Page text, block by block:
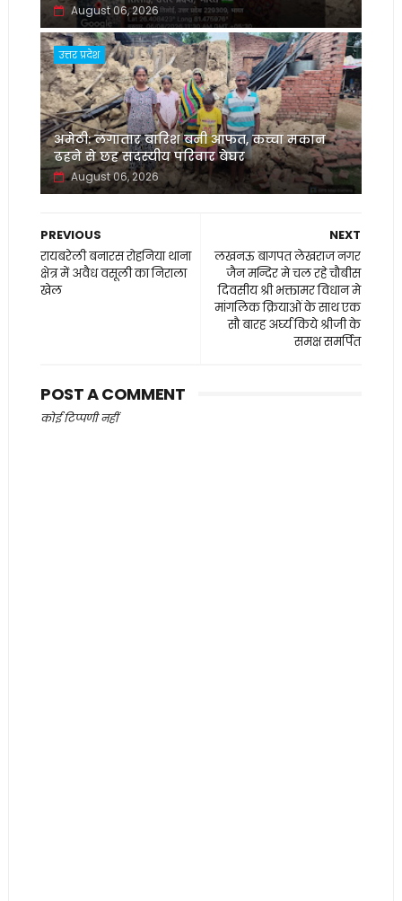
August 06, 2026
उत्तर प्रदेश
अमेठी: लगातार बारिश बनी आफत, कच्चा मकान
ढहने से छह सदस्यीय परिवार बेघर
August 06, 2026
NEXT
लखनऊ बागपत लेखराज नगर
जैन मन्दिर मे चल रहे चौबीस
दिवसीय श्री भक्तामर विधान मे
मांगलिक क्रियाओं के साथ एक
सौ बारह अर्घ्य किये श्रीजी के
समक्ष समर्पित
PREVIOUS
रायबरेली बनारस रोहनिया थाना
क्षेत्र में अवैध वसूली का निराला
खेल
POST A COMMENT
कोई टिप्पणी नहीं